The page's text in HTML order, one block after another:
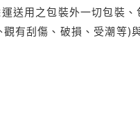
送用之包裝外一切包裝
有刮傷、破損、受潮等)